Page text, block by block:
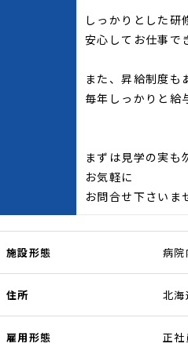
しっかりとした研
安心してお仕事
また、昇給制度も
毎年しっかりと給
まずは見学の実も
お気軽に
お問合せ下さいま
施設形態 病院
住所 北海
雇用形態 正社